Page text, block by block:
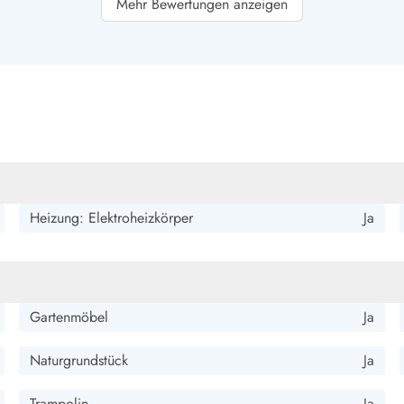
Schaukel tolle Spielgeräte vorhanden. Gemütliches Haus
Heizung: Elektroheizkörper Ja
Gartenmöbel Ja
Naturgrundstück Ja